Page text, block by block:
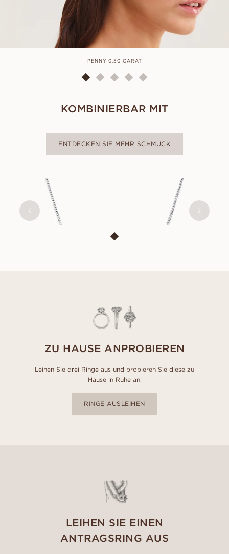
PENNY 0.50 CARAT
KOMBINIERBAR MIT
ENTDECKEN SIE MEHR SCHMUCK
ZU HAUSE ANPROBIEREN
Leihen Sie drei Ringe aus und probieren Sie diese zu
Hause in Ruhe an.
RINGE AUSLEIHEN
LEIHEN SIE EINEN
ANTRAGSRING AUS